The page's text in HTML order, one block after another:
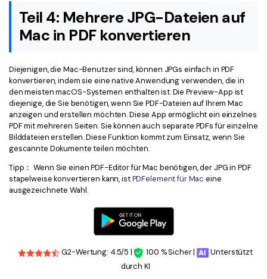
Teil 4: Mehrere JPG-Dateien auf
Mac in PDF konvertieren
Diejenigen, die Mac-Benutzer sind, können JPGs einfach in PDF
konvertieren, indem sie eine native Anwendung verwenden, die in
den meisten macOS-Systemen enthalten ist. Die Preview-App ist
diejenige, die Sie benötigen, wenn Sie PDF-Dateien auf Ihrem Mac
anzeigen und erstellen möchten. Diese App ermöglicht ein einzelnes
PDF mit mehreren Seiten. Sie können auch separate PDFs für einzelne
Bilddateien erstellen. Diese Funktion kommt zum Einsatz, wenn Sie
gescannte Dokumente teilen möchten.
Tipp： Wenn Sie einen PDF-Editor für Mac benötigen, der JPG in PDF
stapelweise konvertieren kann, istPDFelement für Mac eine
ausgezeichnete Wahl.
G2-Wertung: 4.5/5 | 100 % Sicher |
Unterstützt
durch KI